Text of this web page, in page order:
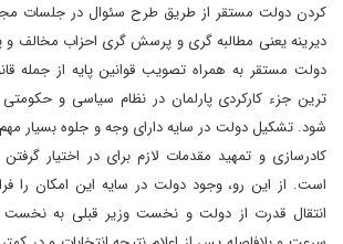
کردن دولت مستقر از طریق طرح سئوال در جلسات
دیرینه یعنی مطالبه گری و پرسش گری احزاب مخالف
دولت مستقر به همراه تصویب قوانین پایه از جمله
ترین جزء کارکردی پارلمان در نظام سیاسی و
شود. تشکیل دولت در سایه دارای وجه و جلوه بسیار
کادرسازی و تمهید مقدمات لازم برای در اختیار
است. از این رو، وجود دولت در سایه این امکان را
انتقال قدرت از دولت و نخست وزیر قبلی به نخست